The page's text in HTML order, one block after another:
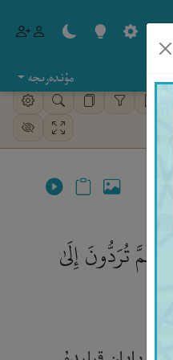
مۇندەرىجە
ثُمَّ تُرَدُّونَ إِلَىٰ